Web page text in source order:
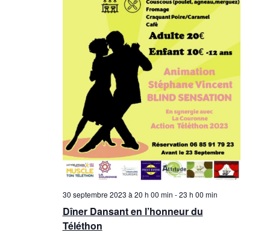
Dîner Dansant en l’honneur du
Téléthon
30 septembre 2023 à 20 h 00 min -23 h 00 min